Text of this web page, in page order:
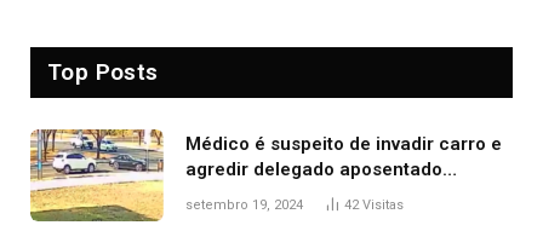
Top Posts
Médico é suspeito de invadir carro e
agredir delegado aposentado
durante confusão no trânsito
setembro 19, 2024 42Visitas